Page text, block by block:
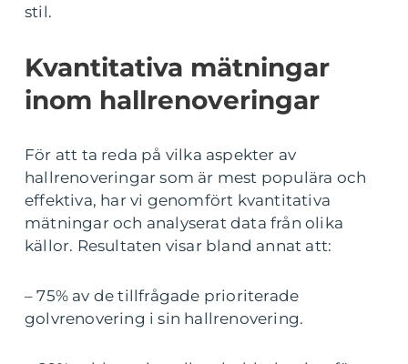
stil.
Kvantitativa mätningar
inom hallrenoveringar
För att ta reda på vilka aspekter av
hallrenoveringar som är mest populära och
effektiva, har vi genomfört kvantitativa
mätningar och analyserat data från olika
källor. Resultaten visar bland annat att:
– 75% av de tillfrågade prioriterade
golvrenovering i sin hallrenovering.